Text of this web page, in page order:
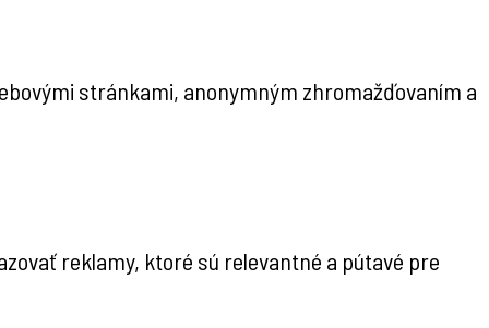
stránkami, anonymným zhromažďovaním a
reklamy, ktoré sú relevantné a pútavé pre